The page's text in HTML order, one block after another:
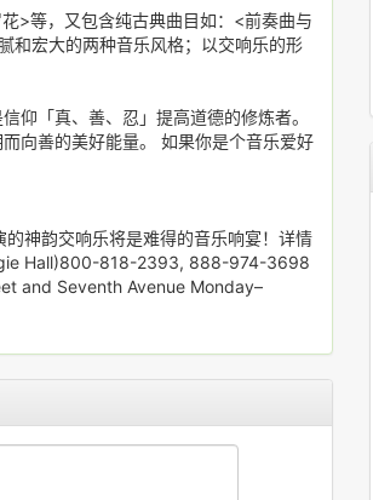
>等，又包含纯古典曲目如：<前奏曲与
和宏大的两种音乐风格；以交响乐的形
仰「真、善、忍」提高道德的修炼者。
向善的美好能量。 如果你是个音乐爱好
神韵交响乐将是难得的音乐响宴！详情
Hall)800-818-2393, 888-974-3698
and Seventh Avenue Monday–